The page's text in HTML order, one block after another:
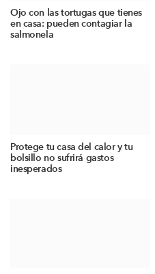
Ojo con las tortugas que tienes
en casa: pueden contagiar la
salmonela
Protege tu casa del calor y tu
bolsillo no sufrirá gastos
inesperados